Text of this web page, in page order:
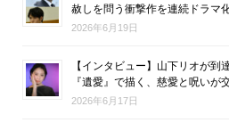
赦しを問う衝撃作を連続ドラマ
2026年6月19日
【インタビュー】山下リオが
『遺愛』で描く、慈愛と呪いが
2026年6月17日